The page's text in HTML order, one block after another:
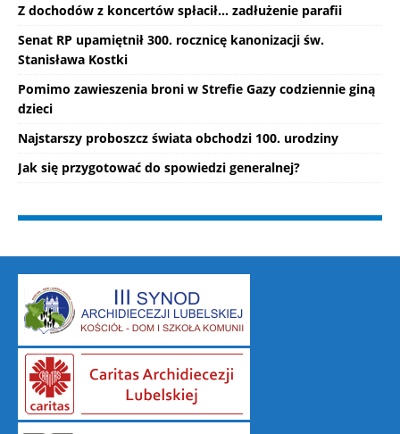
Z dochodów z koncertów spłacił... zadłużenie parafii
Senat RP upamiętnił 300. rocznicę kanonizacji św.
Stanisława Kostki
Pomimo zawieszenia broni w Strefie Gazy codziennie giną
dzieci
Najstarszy proboszcz świata obchodzi 100. urodziny
Jak się przygotować do spowiedzi generalnej?